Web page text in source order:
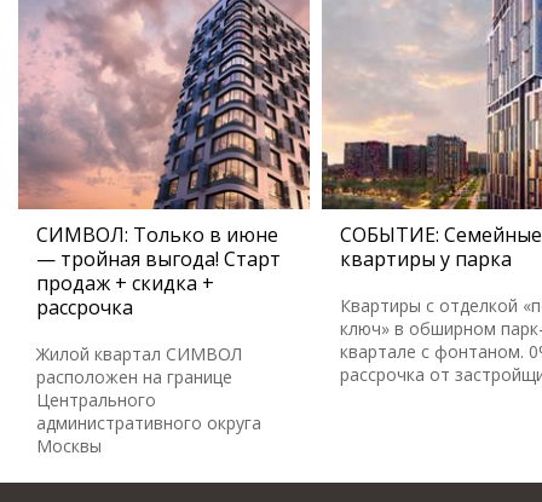
СИМВОЛ: Только в июне
— тройная выгода! Старт
продаж + скидка +
рассрочка
Жилой квартал СИМВОЛ
расположен на границе
Центрального
административного округа
Москвы
СОБЫТИЕ: Семейные
квартиры у парка
Квартиры с отделкой
ключ» в обширном
квартале с фонтаном.
рассрочка от